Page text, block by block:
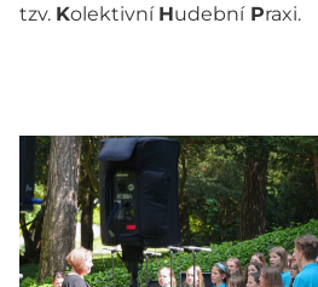
tzv. Kolektivní HudebníPraxi.